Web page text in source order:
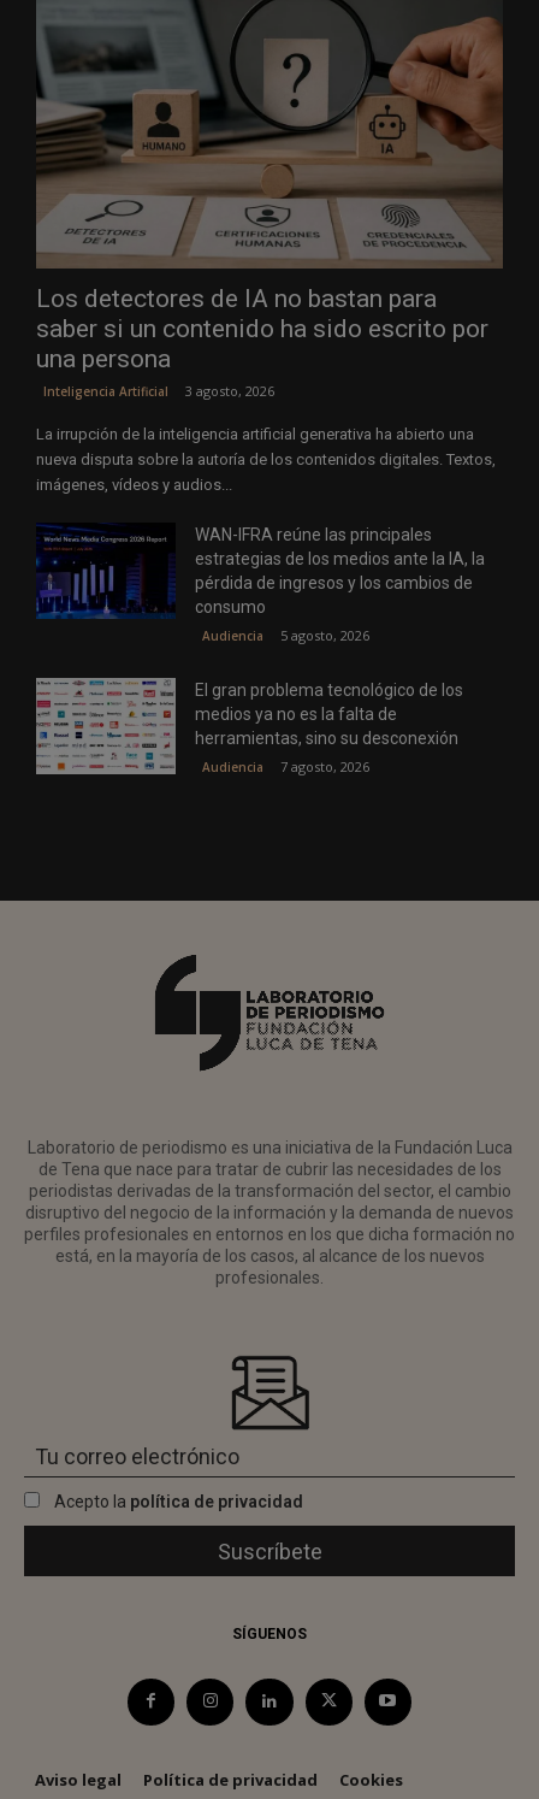
Los detectores de IA no bastan para
saber si un contenido ha sido escrito por
una persona
Inteligencia Artificial 3 agosto, 2026
La irrupción de la inteligencia artificial generativa ha abierto una
nueva disputa sobre la autoría de los contenidos digitales. Textos,
imágenes, vídeos y audios...
WAN-IFRA reúne las principales
estrategias de los medios ante la IA, la
pérdida de ingresos y los cambios de
consumo
Audiencia 5 agosto, 2026
El gran problema tecnológico de los
medios ya no es la falta de
herramientas, sino su desconexión
Audiencia 7 agosto, 2026
Laboratorio de periodismo es una iniciativa de la Fundación Luca
de Tena que nace para tratar de cubrir las necesidades de los
periodistas derivadas de la transformación del sector, el cambio
disruptivo del negocio de la información y la demanda de nuevos
perfiles profesionales en entornos en los que dicha formación no
está, en la mayoría de los casos, al alcance de los nuevos
profesionales.
Acepto la política de privacidad
SÍGUENOS
Aviso legal Política de privacidad Cookies